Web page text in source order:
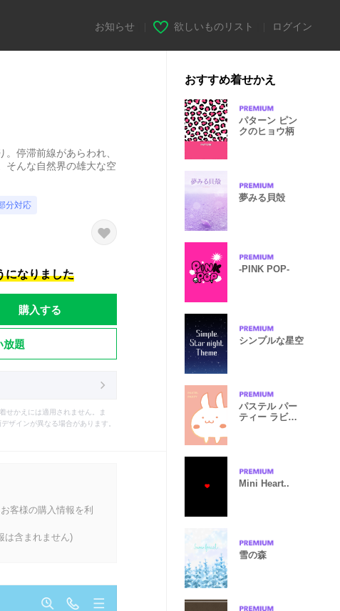
お知らせ 欲しいものリスト ログイン
停滞前線があらわれ、
そんな自然界の雄大な空
分対応
になりました
購入する
放題
せかえには適用されません。ま
ザインが異なる場合があります。
客様の購入情報を利
は含まれません)
おすすめ着せかえ
パターン ピン
クのヒョウ柄
夢みる貝殻
-PINK POP-
シンプルな星空
パステル パー
ティー ラビッ
Mini Heart..
雪の森